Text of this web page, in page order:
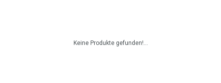
Keine Produkte gefunden!...